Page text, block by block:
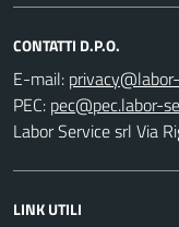
CONTATTI D.P.O.
E-mail:
PEC:
Labor Service srl Via
LINK UTILI